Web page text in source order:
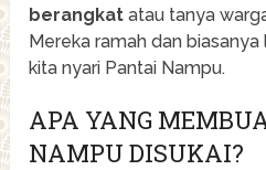
berangkat atau tanya
Mereka ramah dan
kita nyari Pantai Nampu.
APA YANG
NAMPU DISUKAI?